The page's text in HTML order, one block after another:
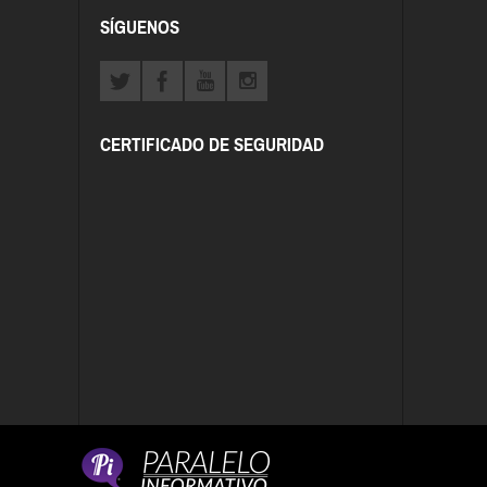
SÍGUENOS
CERTIFICADO DE SEGURIDAD